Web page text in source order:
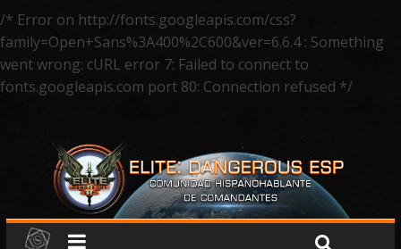
/* Error on http://fonts.googleapis.com/css?
family=Open+Sans%3A400%2C600&ver=6.6.4 : Something
went wrong: cURL error 7: Failed to connect to
fonts.googleapis.com port 80: Connection refused */